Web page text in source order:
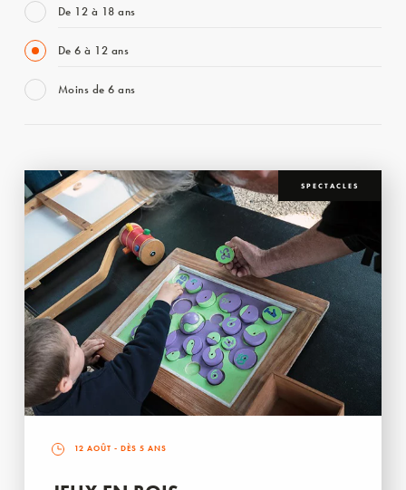
De 12 à 18 ans
De 6 à 12 ans
Moins de 6 ans
SPECTACLES
12 AOÛT - DÈS 5 ANS